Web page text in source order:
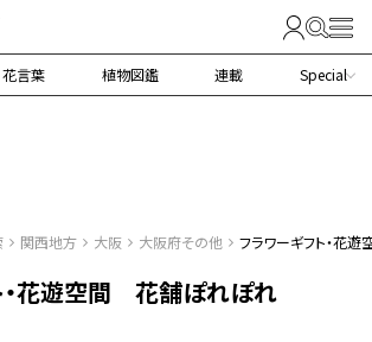
花言葉 植物図鑑 連載 Special
関西地方 大阪 大阪府その他 フラワーギフト・花
・花遊空間 花舗ぽれぽれ